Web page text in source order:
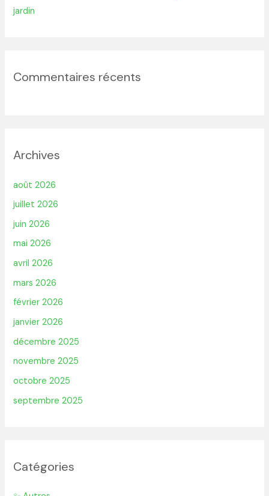
jardin
Commentaires récents
Archives
août 2026
juillet 2026
juin 2026
mai 2026
avril 2026
mars 2026
février 2026
janvier 2026
décembre 2025
novembre 2025
octobre 2025
septembre 2025
Catégories